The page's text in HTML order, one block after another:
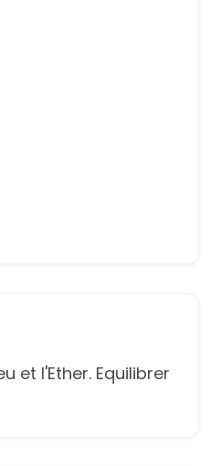
et l'Ether. Equilibrer